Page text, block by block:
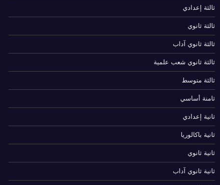
ثالثة إعدادي
ثالثة ثانوي
ثالثة ثانوي آداب
ثالثة ثانوي شعب علمية
ثالثة متوسط
ثامنة أساسي
ثانية إعدادي
ثانية باكالوريا
ثانية ثانوي
ثانية ثانوي آداب